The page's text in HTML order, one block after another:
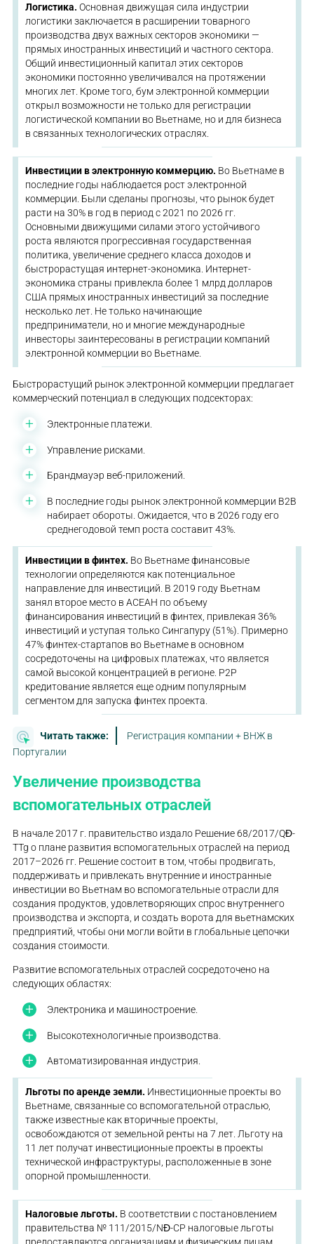
Логистика. Основная движущая сила индустрии
логистики заключается в расширении товарного
производства двух важных секторов экономики —
прямых иностранных инвестиций и частного сектора.
Общий инвестиционный капитал этих секторов
экономики постоянно увеличивался на протяжении
многих лет. Кроме того, бум электронной коммерции
открыл возможности не только для регистрации
логистической компании во Вьетнаме, но и для бизнеса
в связанных технологических отраслях.
Инвестиции в электронную коммерцию. Во Вьетнаме в
последние годы наблюдается рост электронной
коммерции. Были сделаны прогнозы, что рынок будет
расти на 30% в год в период с 2021 по 2026 гг.
Основными движущими силами этого устойчивого
роста являются прогрессивная государственная
политика, увеличение среднего класса доходов и
быстрорастущая интернет-экономика. Интернет-
экономика страны привлекла более 1 млрд долларов
США прямых иностранных инвестиций за последние
несколько лет. Не только начинающие
предприниматели, но и многие международные
инвесторы заинтересованы в регистрации компаний
электронной коммерции во Вьетнаме.
Быстрорастущий рынок электронной коммерции предлагает
коммерческий потенциал в следующих подсекторах:
Электронные платежи.
Управление рисками.
Брандмауэр веб-приложений.
В последние годы рынок электронной коммерции B2B
набирает обороты. Ожидается, что в 2026 году его
среднегодовой темп роста составит 43%.
Инвестиции в финтех. Во Вьетнаме финансовые
технологии определяются как потенциальное
направление для инвестиций. В 2019 году Вьетнам
занял второе место в АСЕАН по объему
финансирования инвестиций в финтех, привлекая 36%
инвестиций и уступая только Сингапуру (51%). Примерно
47% финтех-стартапов во Вьетнаме в основном
сосредоточены на цифровых платежах, что является
самой высокой концентрацией в регионе. P2P
кредитование является еще одним популярным
сегментом для запуска финтех проекта.
Читать также:
Регистрация компании + ВНЖ в
Португалии
Увеличение производства
вспомогательных отраслей
В начале 2017 г. правительство издало Решение 68/2017/QĐ-
TTg о плане развития вспомогательных отраслей на период
2017–2026 гг. Решение состоит в том, чтобы продвигать,
поддерживать и привлекать внутренние и иностранные
инвестиции во Вьетнам во вспомогательные отрасли для
создания продуктов, удовлетворяющих спрос внутреннего
производства и экспорта, и создать ворота для вьетнамских
предприятий, чтобы они могли войти в глобальные цепочки
создания стоимости.
Развитие вспомогательных отраслей сосредоточено на
следующих областях:
Электроника и машиностроение.
Высокотехнологичные производства.
Автоматизированная индустрия.
Льготы по аренде земли. Инвестиционные проекты во
Вьетнаме, связанные со вспомогательной отраслью,
также известные как вторичные проекты,
освобождаются от земельной ренты на 7 лет. Льготу на
11 лет получат инвестиционные проекты в проекты
технической инфраструктуры, расположенные в зоне
опорной промышленности.
Налоговые льготы. В соответствии с постановлением
правительства № 111/2015/NĐ-CP налоговые льготы